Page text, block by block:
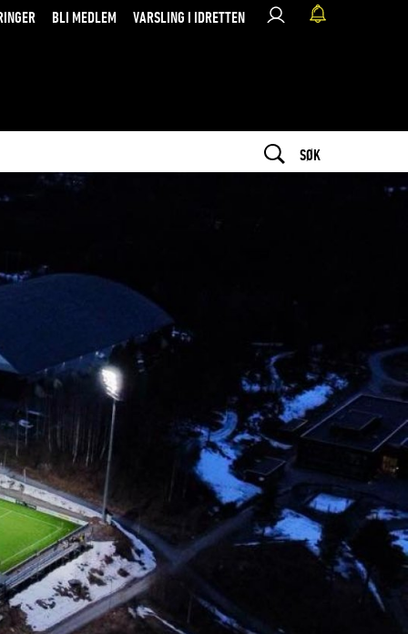
BLI MEDLEM VARSLING I IDRETTEN
SØK